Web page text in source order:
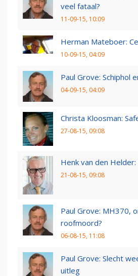
veel fataal?
11-09-15, 10:09
Herman Mateboer:
10-09-15, 04:09
Paul Grove: Schiphol
04-09-15, 04:09
Christa Kloosman:
27-08-15, 09:08
Henk van den
21-08-15, 09:08
Paul Grove: MH370,
roofmoord?
06-08-15, 11:08
Paul Grove: Slecht
uitleg